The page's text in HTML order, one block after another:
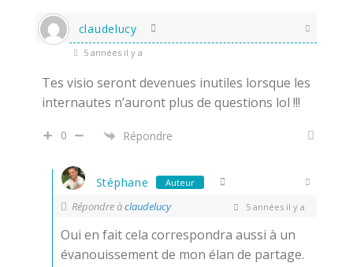
claudelucy
5 années il y a
Tes visio seront devenues inutiles lorsque les
internautes n’auront plus de questions lol !!!
0 Répondre
Stéphane Auteur
Répondre àclaudelucy 5 années il y a
Oui en fait cela correspondra aussi à un
évanouissement de mon élan de partage.